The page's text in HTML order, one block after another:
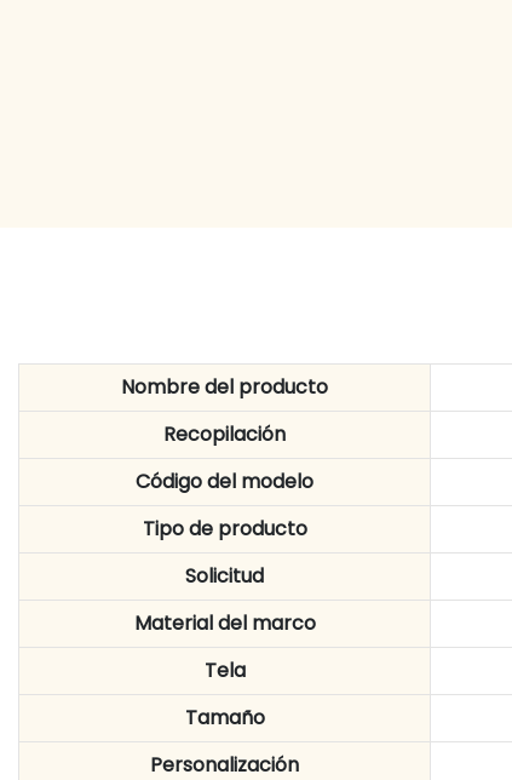
Nombre del producto
Recopilación
Código del modelo
Tipo de producto
Solicitud
Material del marco
Tela
Tamaño
Personalización